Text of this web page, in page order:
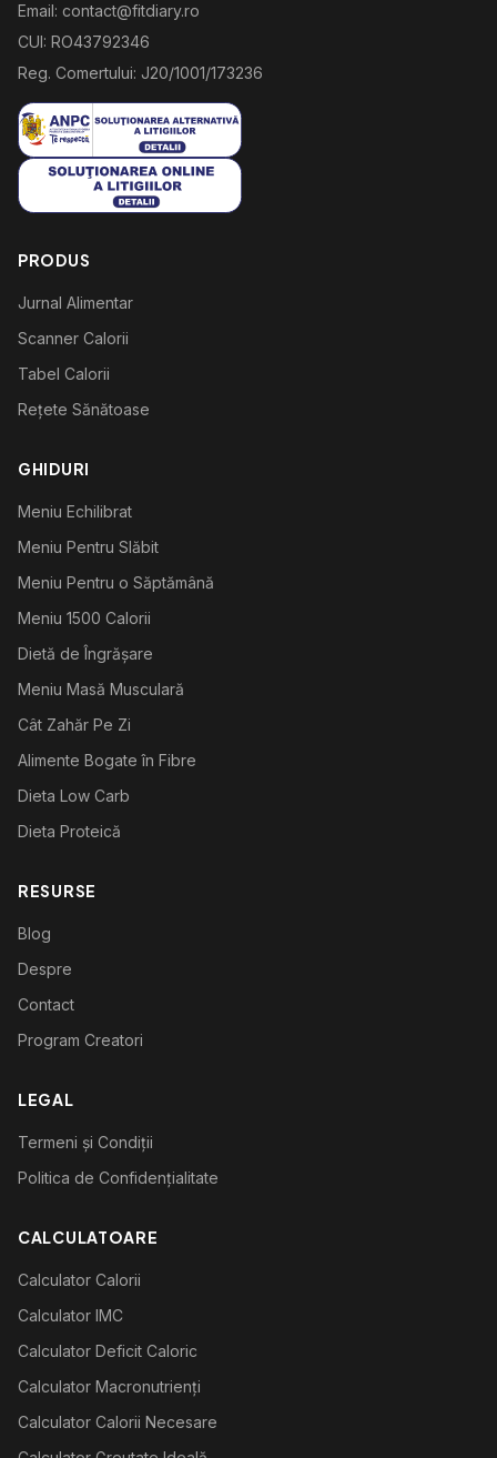
Email: contact@fitdiary.ro
CUI: RO43792346
Reg. Comertului: J20/1001/173236
PRODUS
Jurnal Alimentar
Scanner Calorii
Tabel Calorii
Rețete Sănătoase
GHIDURI
Meniu Echilibrat
Meniu Pentru Slăbit
Meniu Pentru o Săptămână
Meniu 1500 Calorii
Dietă de Îngrășare
Meniu Masă Musculară
Cât Zahăr Pe Zi
Alimente Bogate în Fibre
Dieta Low Carb
Dieta Proteică
RESURSE
Blog
Despre
Contact
Program Creatori
LEGAL
Termeni și Condiții
Politica de Confidențialitate
CALCULATOARE
Calculator Calorii
Calculator IMC
Calculator Deficit Caloric
Calculator Macronutrienți
Calculator Calorii Necesare